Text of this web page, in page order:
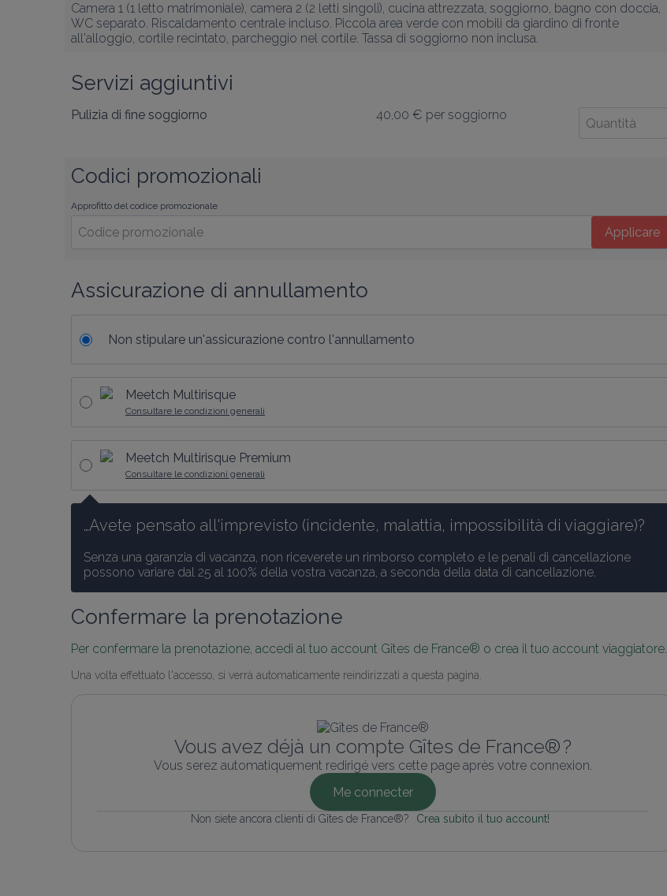
Camera 1 (1 letto matrimoniale), camera 2 (2 letti singoli), cucina attrezzata, soggiorno, bagno con doccia,
WC separato. Riscaldamento centrale incluso. Piccola area verde con mobili da giardino di fronte
all'alloggio, cortile recintato, parcheggio nel cortile. Tassa di soggiorno non inclusa.
Servizi aggiuntivi
Pulizia di fine soggiorno 40,00 € per soggiorno
Codici promozionali
Approfitto del codice promozionale
Applicare
Assicurazione di annullamento
Non stipulare un'assicurazione contro l'annullamento
Meetch Multirisque
Consultare le condizioni generali
Meetch Multirisque Premium
Consultare le condizioni generali
…Avete pensato all'imprevisto (incidente, malattia, impossibilità di viaggiare)?
Senza una garanzia di vacanza, non riceverete un rimborso completo e le penali di cancellazione
possono variare dal 25 al 100% della vostra vacanza, a seconda della data di cancellazione.
Confermare la prenotazione
Per confermare la prenotazione, accedi al tuo account Gîtes de France® o crea il tuo account viaggiatore.
Una volta effettuato l'accesso, si verrà automaticamente reindirizzati a questa pagina.
Vous avez déjà un compte Gîtes de France® ?
Vous serez automatiquement redirigé vers cette page après votre connexion.
Me connecter
Non siete ancora clienti di Gîtes de France®? Crea subito il tuo account!